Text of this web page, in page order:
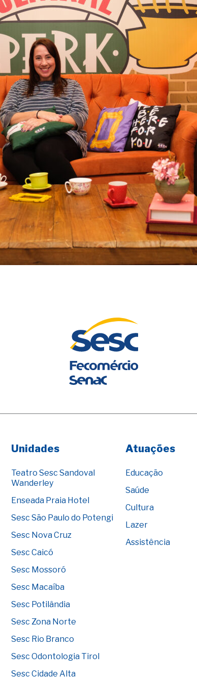
Unidades
Teatro Sesc Sandoval
Wanderley
Enseada Praia Hotel
Sesc São Paulo do Potengi
Sesc Nova Cruz
Sesc Caicó
Sesc Mossoró
Sesc Macaíba
Sesc Potilândia
Sesc Zona Norte
Sesc Rio Branco
Sesc Odontologia Tirol
Sesc Cidade Alta
Atuações
Educação
Saúde
Cultura
Lazer
Assistência